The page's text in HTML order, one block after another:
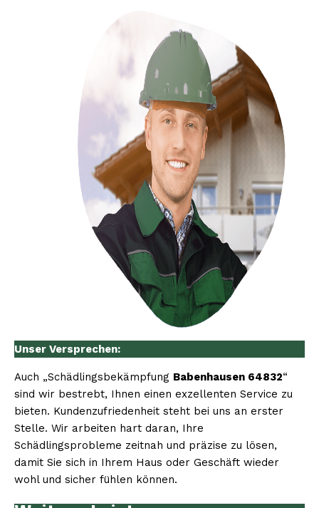
Unser Versprechen:
Auch „Schädlingsbekämpfung Babenhausen 64832“
sind wir bestrebt, Ihnen einen exzellenten Service zu
bieten. Kundenzufriedenheit steht bei uns an erster
Stelle. Wir arbeiten hart daran, Ihre
Schädlingsprobleme zeitnah und präzise zu lösen,
damit Sie sich in Ihrem Haus oder Geschäft wieder
wohl und sicher fühlen können.